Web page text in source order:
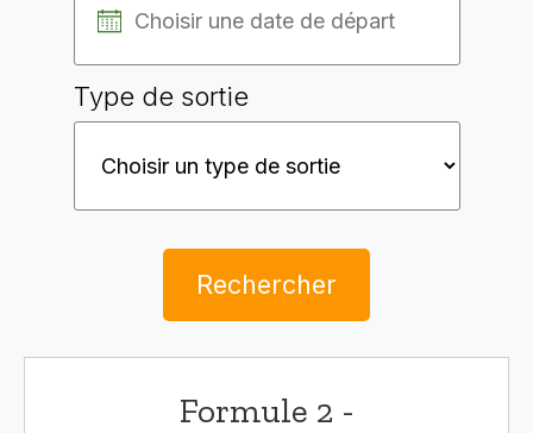
Type de sortie
Rechercher
Formule 2 -